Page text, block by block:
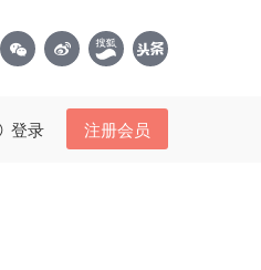
登录 注册会员